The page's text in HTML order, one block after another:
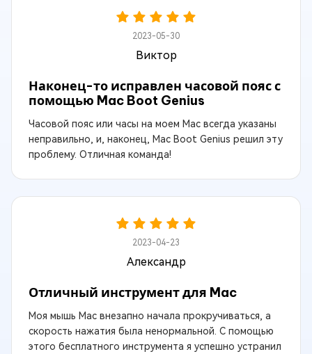
2023-05-30
Виктор
Наконец-то исправлен часовой пояс с
помощью Mac Boot Genius
Часовой пояс или часы на моем Mac всегда указаны
неправильно, и, наконец, Mac Boot Genius решил эту
проблему. Отличная команда!
2023-04-23
Александр
Отличный инструмент для Mac
Моя мышь Mac внезапно начала прокручиваться, а
скорость нажатия была ненормальной. С помощью
этого бесплатного инструмента я успешно устранил